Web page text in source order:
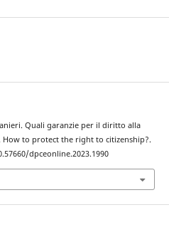
Quali garanzie per il diritto alla
How to protect the right to citizenship?.
dpceonline.2023.1990